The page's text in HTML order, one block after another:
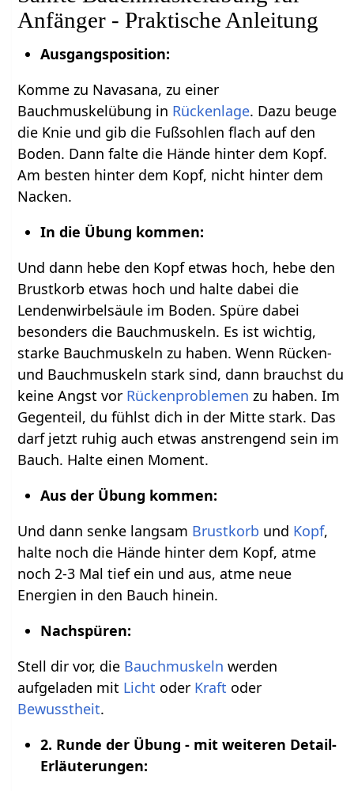
Anfänger - Praktische Anleitung
Ausgangsposition:
Komme zu Navasana, zu einer
Bauchmuskelübung in Rückenlage. Dazu beuge
die Knie und gib die Fußsohlen flach auf den
Boden. Dann falte die Hände hinter dem Kopf.
Am besten hinter dem Kopf, nicht hinter dem
Nacken.
In die Übung kommen:
Und dann hebe den Kopf etwas hoch, hebe den
Brustkorb etwas hoch und halte dabei die
Lendenwirbelsäule im Boden. Spüre dabei
besonders die Bauchmuskeln. Es ist wichtig,
starke Bauchmuskeln zu haben. Wenn Rücken-
und Bauchmuskeln stark sind, dann brauchst du
keine Angst vor Rückenproblemen zu haben. Im
Gegenteil, du fühlst dich in der Mitte stark. Das
darf jetzt ruhig auch etwas anstrengend sein im
Bauch. Halte einen Moment.
Aus der Übung kommen:
Und dann senke langsam Brustkorb und Kopf,
halte noch die Hände hinter dem Kopf, atme
noch 2-3 Mal tief ein und aus, atme neue
Energien in den Bauch hinein.
Nachspüren:
Stell dir vor, die Bauchmuskeln werden
aufgeladen mit Licht oder Kraft oder
Bewusstheit.
2. Runde der Übung - mit weiteren Detail-
Erläuterungen: